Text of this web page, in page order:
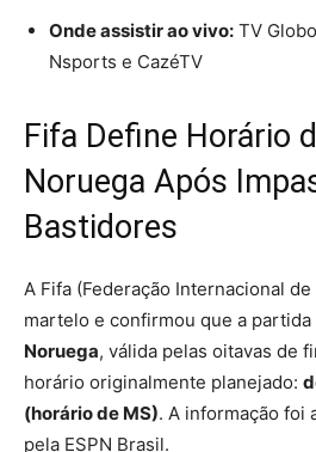
Onde assistir ao vivo: TV
Nsports e CazéTV
Fifa Define Horário
Noruega Após
Bastidores
A Fifa (Federação Internacional
martelo e confirmou que a partida
Noruega, válida pelas oitavas de
horário originalmente planejado:
(horário de MS). A informação foi
pela ESPN Brasil.